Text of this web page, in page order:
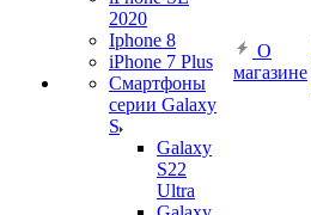
2020
Iphone 8
iPhone 7 Plus
Смартфоны
серии Galaxy
S
Galaxy
S22
Ultra
О
магазине